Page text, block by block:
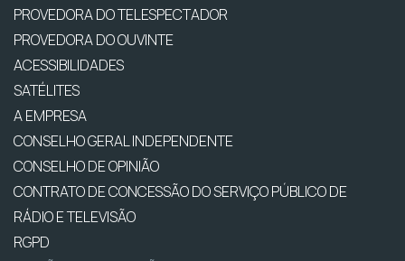
PROVEDORA DO TELESPECTADOR
PROVEDORA DO OUVINTE
ACESSIBILIDADES
SATÉLITES
A EMPRESA
CONSELHO GERAL INDEPENDENTE
CONSELHO DE OPINIÃO
CONTRATO DE CONCESSÃO DO SERVIÇO PÚBLICO DE
RÁDIO E TELEVISÃO
RGPD